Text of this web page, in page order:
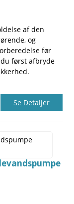
af den
og
før
først afbryde
Se Detaljer